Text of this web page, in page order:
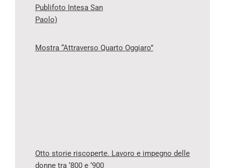
Mostra “Attraverso Quarto Oggiaro”
Otto storie riscoperte. Lavoro e impegno delle
donne tra ‘800 e ‘900